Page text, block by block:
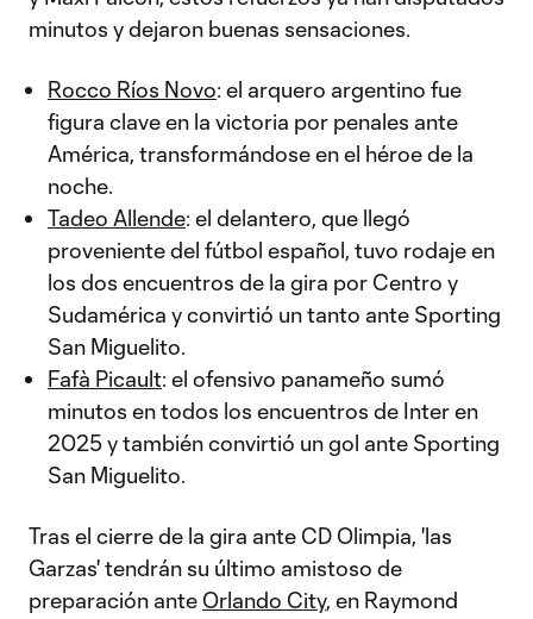
minutos y dejaron buenas sensaciones.
Rocco Ríos Novo: el arquero argentino fue
figura clave en la victoria por penales ante
América, transformándose en el héroe de la
noche.
Tadeo Allende: el delantero, que llegó
proveniente del fútbol español, tuvo rodaje en
los dos encuentros de la gira por Centro y
Sudamérica y convirtió un tanto ante Sporting
San Miguelito.
Fafà Picault: el ofensivo panameño sumó
minutos en todos los encuentros de Inter en
2025 y también convirtió un gol ante Sporting
San Miguelito.
Tras el cierre de la gira ante CD Olimpia, 'las
Garzas' tendrán su último amistoso de
preparación ante Orlando City, en Raymond